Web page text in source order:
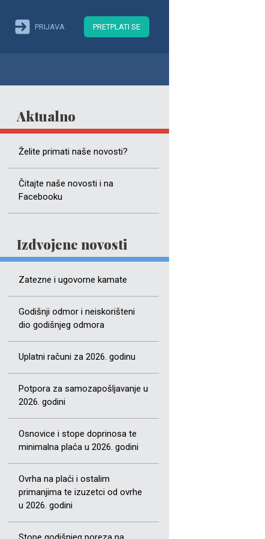
PRIJAVA PRETPLATI SE
Aktualno
Želite primati naše novosti?
Čitajte naše novosti i na
Facebooku
Izdvojene novosti
Zatezne i ugovorne kamate
Godišnji odmor i neiskorišteni
dio godišnjeg odmora
Uplatni računi za 2026. godinu
Potpora za samozapošljavanje u
2026. godini
Osnovice i stope doprinosa te
minimalna plaća u 2026. godini
Ovrha na plaći i ostalim
primanjima te izuzetci od ovrhe
u 2026. godini